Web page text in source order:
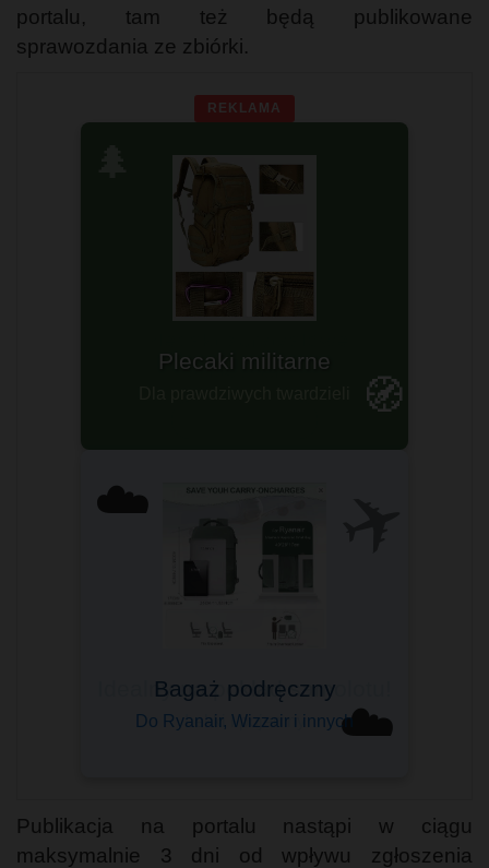
portalu, tam też będą publikowane
sprawozdania ze zbiórki.
REKLAMA
🧭
Sprawdź teraz!
☁️
☁️
Bagaż podręczny
Do Ryanair, Wizzair i innych
Publikacja na portalu nastąpi w ciągu
maksymalnie 3 dni od wpływu zgłoszenia